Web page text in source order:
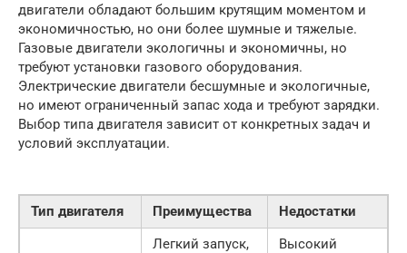
двигатели обладают большим крутящим моментом и
экономичностью, но они более шумные и тяжелые.
Газовые двигатели экологичны и экономичны, но
требуют установки газового оборудования.
Электрические двигатели бесшумные и экологичные,
но имеют ограниченный запас хода и требуют зарядки.
Выбор типа двигателя зависит от конкретных задач и
условий эксплуатации.
Тип двигателя Преимущества Недостатки
Легкий запуск,
Высокий